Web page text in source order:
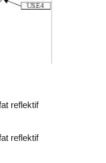
reflektif
reflektif